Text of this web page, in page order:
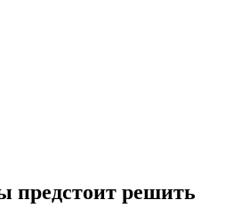
предстоит решить